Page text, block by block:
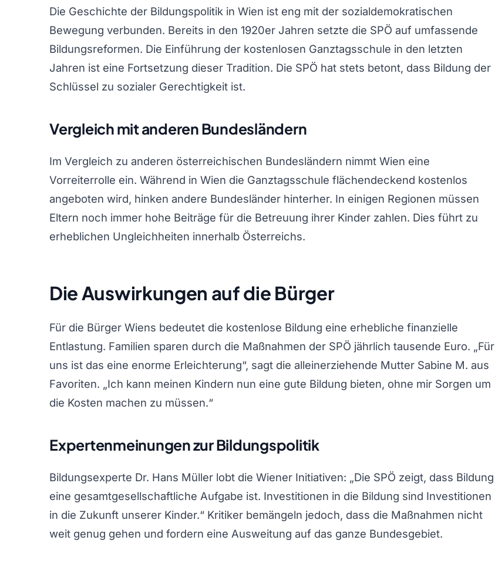
Die Geschichte der Bildungspolitik in Wien ist eng mit der sozialdemokratischen
Bewegung verbunden. Bereits in den 1920er Jahren setzte die SPÖ auf umfassende
Bildungsreformen. Die Einführung der kostenlosen Ganztagsschule in den letzten
Jahren ist eine Fortsetzung dieser Tradition. Die SPÖ hat stets betont, dass Bildung der
Schlüssel zu sozialer Gerechtigkeit ist.
Vergleich mit anderen Bundesländern
Im Vergleich zu anderen österreichischen Bundesländern nimmt Wien eine
Vorreiterrolle ein. Während in Wien die Ganztagsschule flächendeckend kostenlos
angeboten wird, hinken andere Bundesländer hinterher. In einigen Regionen müssen
Eltern noch immer hohe Beiträge für die Betreuung ihrer Kinder zahlen. Dies führt zu
erheblichen Ungleichheiten innerhalb Österreichs.
Die Auswirkungen auf die Bürger
Für die Bürger Wiens bedeutet die kostenlose Bildung eine erhebliche finanzielle
Entlastung. Familien sparen durch die Maßnahmen der SPÖ jährlich tausende Euro. „Für
uns ist das eine enorme Erleichterung“, sagt die alleinerziehende Mutter Sabine M. aus
Favoriten. „Ich kann meinen Kindern nun eine gute Bildung bieten, ohne mir Sorgen um
die Kosten machen zu müssen.“
Expertenmeinungen zur Bildungspolitik
Bildungsexperte Dr. Hans Müller lobt die Wiener Initiativen: „Die SPÖ zeigt, dass Bildung
eine gesamtgesellschaftliche Aufgabe ist. Investitionen in die Bildung sind Investitionen
in die Zukunft unserer Kinder.“ Kritiker bemängeln jedoch, dass die Maßnahmen nicht
weit genug gehen und fordern eine Ausweitung auf das ganze Bundesgebiet.